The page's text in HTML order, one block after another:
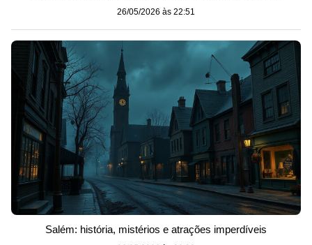
26/05/2026 às 22:51
Salém: história, mistérios e atrações imperdíveis